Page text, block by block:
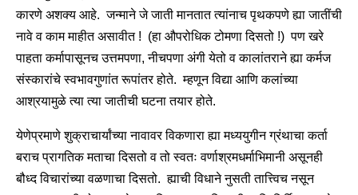
कारणे अशक्य आहे. जन्माने जे जाती मानतात त्यांनाच पृथकपणे ह्या जातींची
नावे व काम माहीत असावीत ! (हा औपरोधिक टोमणा दिसतो !) पण खरे
पाहता कर्मापासूनच उत्तमपणा, नीचपणा अंगी येतो व कालांतराने ह्या कर्मज
संस्कारांचे स्वभावगुणांत रूपांतर होते. म्हणून विद्या आणि कलांच्या
आश्रयामुळे त्या त्या जातीची घटना तयार होते.
येणेप्रमाणे शुक्राचार्यांच्या नावावर विकणारा ह्या मध्ययुगीन ग्रंथाचा कर्ता
बराच प्रागतिक मताचा दिसतो व तो स्वतः वर्णाश्रमधर्माभिमानी असूनही
बौध्द विचारांच्या वळणाचा दिसतो. ह्याची विधाने नुसती तात्त्विच नसून